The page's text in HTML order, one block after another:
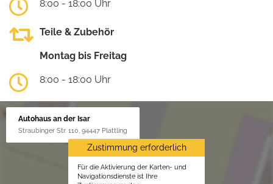
8:00 - 18:00 Uhr
Teile & Zubehör
Montag bis Freitag
8:00 - 18:00 Uhr
Autohaus an der Isar
Straubinger Str. 110, 94447 Plattling
Zustimmung erforderlich
Für die Aktivierung der Karten- und
Navigationsdienste ist Ihre